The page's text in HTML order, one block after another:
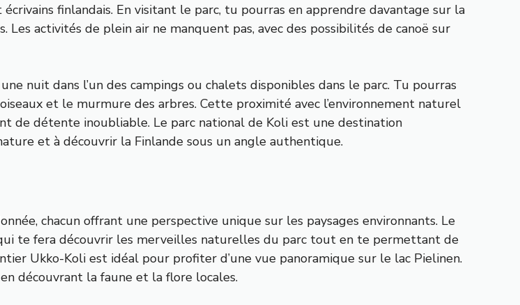
finlandais. En visitant le parc, tu pourras en apprendre davantage sur la
activités de plein air ne manquent pas, avec des possibilités de canoë sur
nuit dans l’un des campings ou chalets disponibles dans le parc. Tu pourras
et le murmure des arbres. Cette proximité avec l’environnement naturel
détente inoubliable. Le parc national de Koli est une destination
et à découvrir la Finlande sous un angle authentique.
chacun offrant une perspective unique sur les paysages environnants. Le
te fera découvrir les merveilles naturelles du parc tout en te permettant de
Ukko-Koli est idéal pour profiter d’une vue panoramique sur le lac Pielinen.
découvrant la faune et la flore locales.